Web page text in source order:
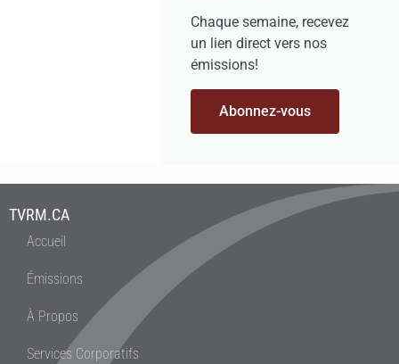
Chaque semaine, recevez
un lien direct vers nos
émissions!
Abonnez-vous
TVRM.CA
Accueil
Émissions
À Propos
Services Corporatifs